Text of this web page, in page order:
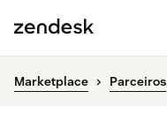
Marketplace Parceiros